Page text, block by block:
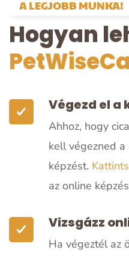
A LEGJOBB MUNKA!
Hogyan
Végezd el a
Ahhoz, hogy
kell végezned a
képzést.
az online
Vizsgázz
Ha végeztél az